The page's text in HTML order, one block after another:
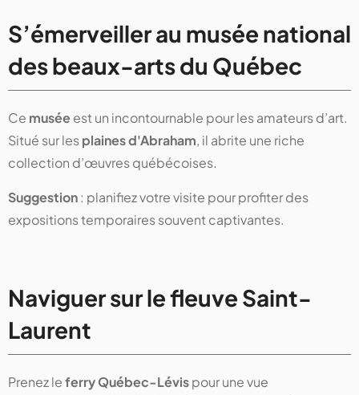
S’émerveiller au musée national
des beaux-arts du Québec
Ce muséeest un incontournable pour les amateurs d’art.
Situé sur lesplaines d'Abraham, il abrite une riche
collection d’œuvres québécoises.
Suggestion: planifiez votre visite pour profiter des
expositions temporaires souvent captivantes.
Naviguer sur le fleuve Saint-
Laurent
Prenez leferry Québec-Lévispour une vue